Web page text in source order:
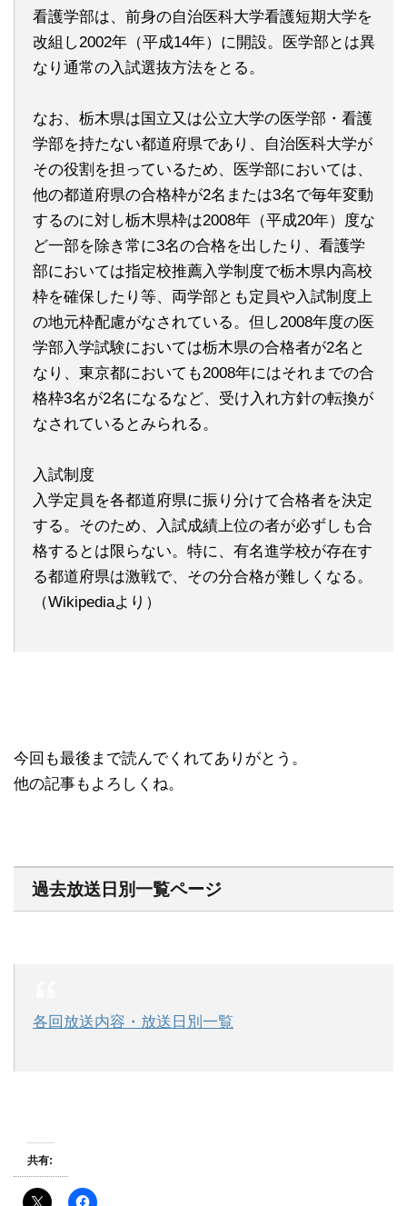
看護学部は、前身の自治医科大学看護短期大学を
改組し2002年（平成14年）に開設。医学部とは異
なり通常の入試選抜方法をとる。
なお、栃木県は国立又は公立大学の医学部・看護
学部を持たない都道府県であり、自治医科大学が
その役割を担っているため、医学部においては、
他の都道府県の合格枠が2名または3名で毎年変動
するのに対し栃木県枠は2008年（平成20年）度な
ど一部を除き常に3名の合格を出したり、看護学
部においては指定校推薦入学制度で栃木県内高校
枠を確保したり等、両学部とも定員や入試制度上
の地元枠配慮がなされている。但し2008年度の医
学部入学試験においては栃木県の合格者が2名と
なり、東京都においても2008年にはそれまでの合
格枠3名が2名になるなど、受け入れ方針の転換が
なされているとみられる。
入試制度
入学定員を各都道府県に振り分けて合格者を決定
する。そのため、入試成績上位の者が必ずしも合
格するとは限らない。特に、有名進学校が存在す
る都道府県は激戦で、その分合格が難しくなる。
（Wikipediaより）
今回も最後まで読んでくれてありがとう。
他の記事もよろしくね。
過去放送日別一覧ページ
各回放送内容・放送日別一覧
共有: